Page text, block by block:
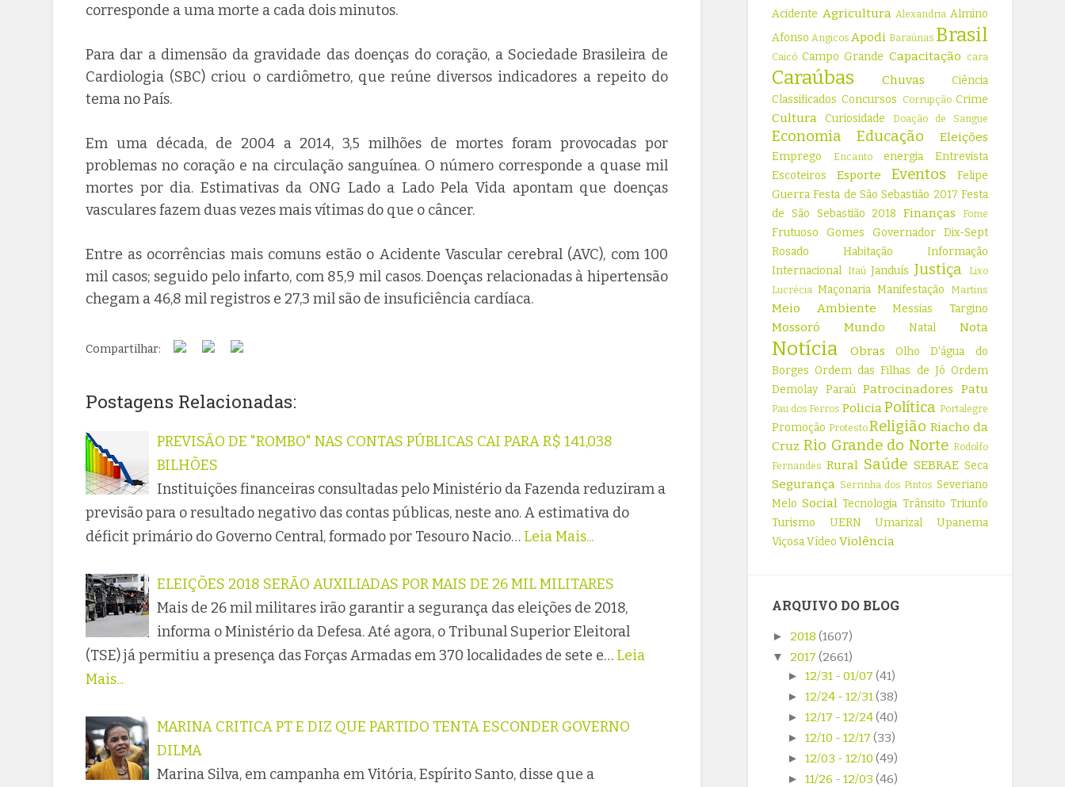
corresponde a uma morte a cada dois minutos.
Para dar a dimensão da gravidade das doenças do coração, a Sociedade Brasileira de
Cardiologia (SBC) criou o cardiômetro, que reúne diversos indicadores a repeito do
tema no País.
Em uma década, de 2004 a 2014, 3,5 milhões de mortes foram provocadas por
problemas no coração e na circulação sanguínea. O número corresponde a quase mil
mortes por dia. Estimativas da ONG Lado a Lado Pela Vida apontam que doenças
vasculares fazem duas vezes mais vítimas do que o câncer.
Entre as ocorrências mais comuns estão o Acidente Vascular cerebral (AVC), com 100
mil casos; seguido pelo infarto, com 85,9 mil casos. Doenças relacionadas à hipertensão
chegam a 46,8 mil registros e 27,3 mil são de insuficiência cardíaca.
Compartilhar:
Postagens Relacionadas:
PREVISÃO DE "ROMBO" NAS CONTAS PÚBLICAS CAI PARA R$ 141,038
BILHÕES
Instituições financeiras consultadas pelo Ministério da Fazenda reduziram a
previsão para o resultado negativo das contas públicas, neste ano. A estimativa do
déficit primário do Governo Central, formado por Tesouro Nacio… Leia Mais...
ELEIÇÕES 2018 SERÃO AUXILIADAS POR MAIS DE 26 MIL MILITARES
Mais de 26 mil militares irão garantir a segurança das eleições de 2018,
informa o Ministério da Defesa. Até agora, o Tribunal Superior Eleitoral
(TSE) já permitiu a presença das Forças Armadas em 370 localidades de sete e… Leia
Mais...
MARINA CRITICA PT E DIZ QUE PARTIDO TENTA ESCONDER GOVERNO
DILMA
Marina Silva, em campanha em Vitória, Espírito Santo, disse que a
Acidente Agricultura Alexandria Almino
Afonso Angicos Apodi Baraúnas Brasil
Caicó Campo Grande Capacitação cara
Caraúbas Chuvas
Ciência
Classificados Concursos Corrupção Crime
Cultura Curiosidade Doação de Sangue
Economia Educação Eleições
Emprego Encanto energia
Entrevista
Escoteiros
Esporte Eventos
Felipe
Guerra Festa de São Sebastião 2017 Festa
de São Sebastião 2018 Finanças Fome
Frutuoso Gomes
Governador Dix-Sept
Rosado
Habitação
Informação
Internacional
Itaú Janduís Justiça
Lixo
Lucrécia Maçonaria Manifestação Martins
Meio Ambiente Messias Targino
Mossoró Mundo Natal Nota
Notícia Obras
Olho D'água do
Borges Ordem das Filhas de Jó Ordem
Demolay Paraú Patrocinadores Patu
Pau dos Ferros PoliciaPolítica Portalegre
Promoção ProtestoReligião Riacho da
Cruz Rio Grande do Norte Rodolfo
Fernandes Rural Saúde SEBRAE Seca
Segurança Serrinha dos Pintos Severiano
Melo Social Tecnologia Trânsito Triunfo
Turismo
UERN Umarizal
Upanema
ViçosaVídeo Violência
ARQUIVO DO BLOG
► 2018(1607)
▼ 2017(2661)
► 12/31 - 01/07 (41)
► 12/24 - 12/31(38)
► 12/17 - 12/24(40)
► 12/10 - 12/17 (33)
► 12/03 - 12/10 (49)
► 11/26 - 12/03 (46)